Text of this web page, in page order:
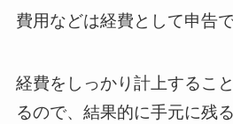
費用などは経費として申告で
経費をしっかり計上するこ
るので、結果的に手元に残